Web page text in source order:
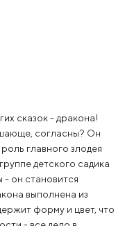
сказок - дракона!
согласны? Он
главного злодея
детского садика
- он становится
выполнена из
форму и цвет, что